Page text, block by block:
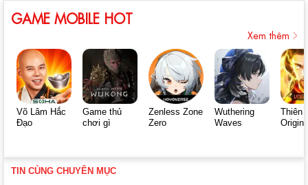
GAME MOBILE HOT
Xem thêm
Võ Lâm Hắc
Đạo
Game thủ
chơi gì
Zenless Zone
Zero
Wuthering
Waves
Thiên
Origin
TIN CÙNG CHUYÊN MỤC